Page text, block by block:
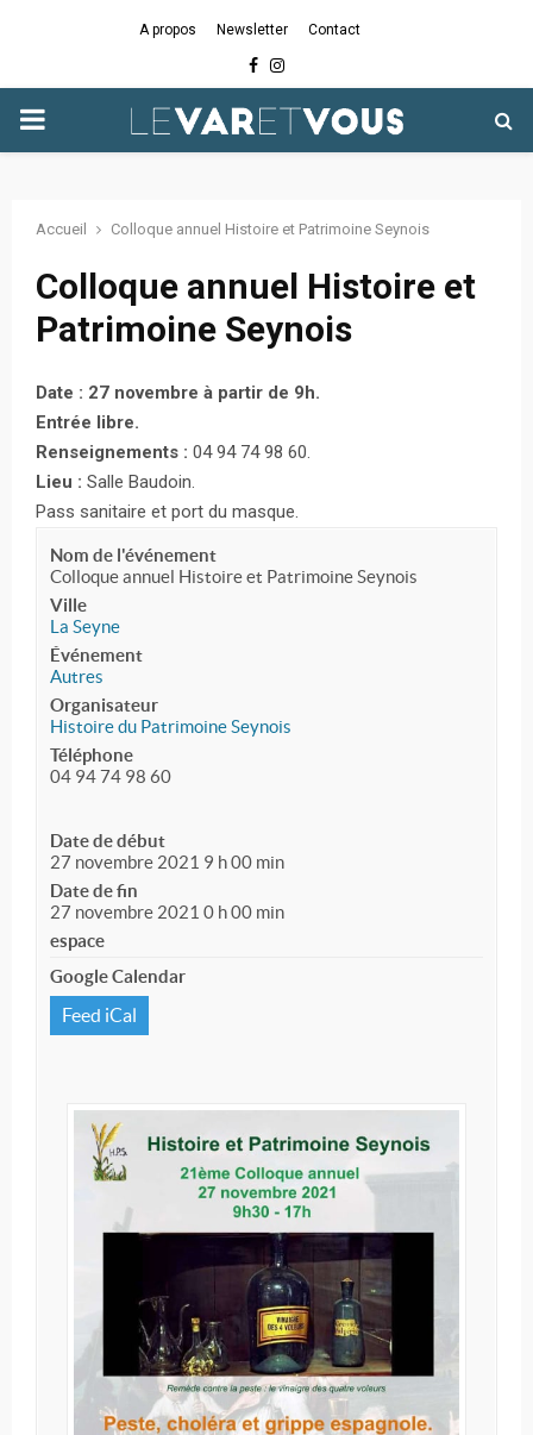
A propos Newsletter Contact
Facebook
Instagram
PRIMARY
Accueil Colloque annuel Histoire et Patrimoine Seynois
Colloque annuel Histoire et
Patrimoine Seynois
Date : 27 novembre à partir de 9h.
Entrée libre.
Renseignements : 04 94 74 98 60.
Lieu : Salle Baudoin.
Pass sanitaire et port du masque.
Nom de l'événement
Colloque annuel Histoire et Patrimoine Seynois
Ville
La Seyne
Événement
Autres
Organisateur
Histoire du Patrimoine Seynois
Téléphone
04 94 74 98 60
Date de début
27 novembre 2021 9 h 00 min
Date de fin
27 novembre 2021 0 h 00 min
espace
Google Calendar
Feed iCal